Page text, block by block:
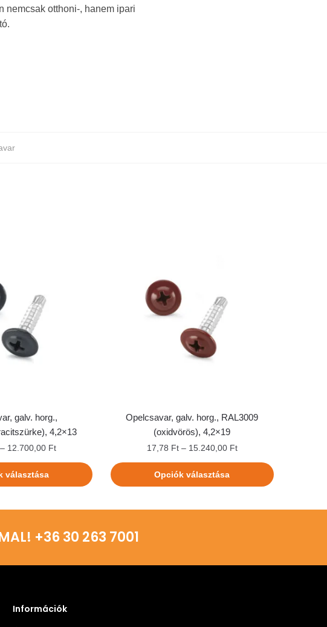
nemcsak otthoni-, hanem ipari
galv. horg.,
4,2×13
– 12.700,00 Ft
választása
Opelcsavar, galv. horg., RAL3009
(oxidvörös), 4,2×19
17,78 Ft– 15.240,00 Ft
Opciók választása
+36 30 263 7001
Információk